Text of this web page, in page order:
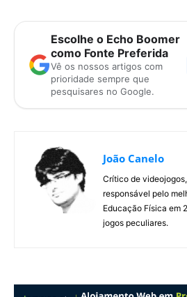
Escolhe o Echo Boomer
como Fonte Preferida
Vê os nossos artigos com
prioridade sempre que
pesquisares no Google.
João Canelo
Crítico de
responsável pelo
Educação Física em
jogos peculiares.